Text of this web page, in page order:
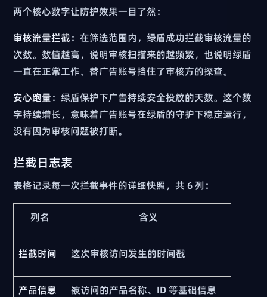
两个核心数字让防护效果一目了然：
审核流量拦截：在筛选范围内，绿盾成功拦截审核流量的
次数。数值越高，说明审核扫描来的越频繁，也说明绿盾
一直在正常工作、替广告账号挡住了审核方的探查。
安心跑量：绿盾保护下广告持续安全投放的天数。这个数
字持续增长，意味着广告账号在绿盾的守护下稳定运行，
没有因为审核问题被打断。
拦截日志表
表格记录每一次拦截事件的详细快照，共 6 列：
列名 含义
拦截时间 这次审核访问发生的时间戳
产品信息 被访问的产品名称、ID 等基础信息